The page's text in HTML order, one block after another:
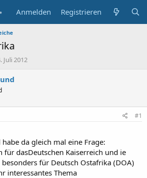
Anmelden Registrieren
Juli 2012
#1
da gleich mal eine Frage:
für dasDeutschen Kaiserreich und ie
für Deutsch Ostafrika (DOA)
interessantes Thema